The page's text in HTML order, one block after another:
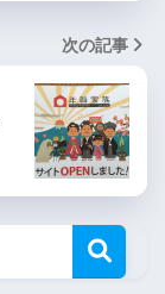
次の記事